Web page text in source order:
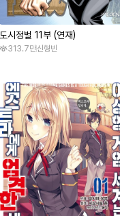
도시정벌 11부 (연재)
313.7만신형빈